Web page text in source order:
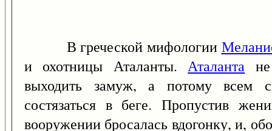
В греческой мифологии
и охотницы Аталанты.Аталанта
выходить замуж, а потому всем
состязаться в беге. Пропустив
вооружении бросалась вдогонку, и,